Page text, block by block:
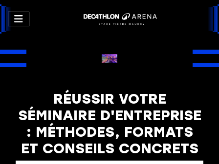
RÉUSSIR VOTRE
SÉMINAIRE D'ENTREPRISE
: MÉTHODES, FORMATS
ET CONSEILS CONCRETS